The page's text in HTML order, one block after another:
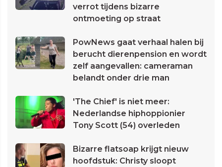
verrot tijdens bizarre
ontmoeting op straat
PowNews gaat verhaal halen bij
berucht dierenpension en wordt
zelf aangevallen: cameraman
belandt onder drie man
'The Chief' is niet meer:
Nederlandse hiphoppionier
Tony Scott (54) overleden
Bizarre flatsoap krijgt nieuw
hoofdstuk: Christy sloopt